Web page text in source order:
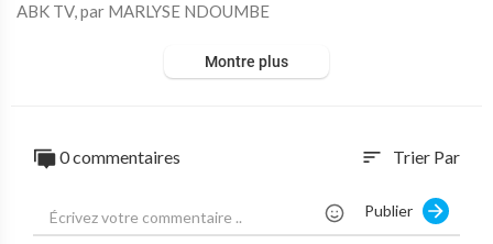
ABK TV, par MARLYSE NDOUMBE
Montre plus
0 commentaires sort Trier Par
Publier